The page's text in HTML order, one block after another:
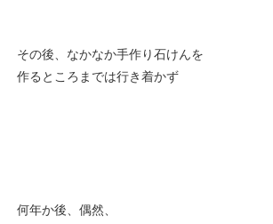
その後、なかなか手作り石けんを
作るところまでは行き着かず
何年か後、偶然、